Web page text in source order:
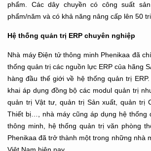
phẩm. Các dây chuyền có công suất
phẩm/năm và có khả năng nâng cấp lên 50
Hệ thống quản trị ERP chuyên nghiệp
Nhà máy Điện tử thông minh Phenikaa đã
thống quản trị các nguồn lực ERP của hãng
hàng đầu thế giới về hệ thống quản trị
khai áp dụng đồng bộ các modul quản trị
quản trị Vật tư, quản trị Sản xuất, quản trị
Thiết bị…, nhà máy cũng áp dụng hệ thống
thông minh, hệ thống quản trị văn phòng
Phenikaa đã trở thành một trong những nhà